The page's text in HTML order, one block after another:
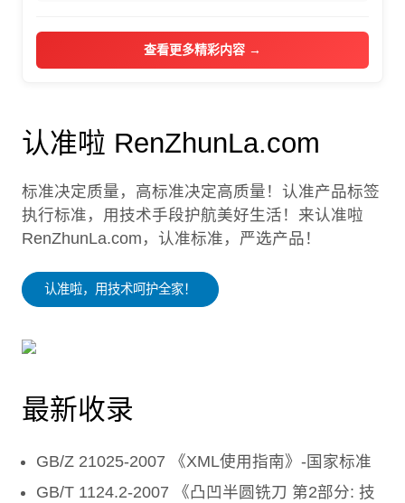
查看更多精彩内容 →
认准啦 RenZhunLa.com
标准决定质量，高标准决定高质量！认准产品标签
执行标准，用技术手段护航美好生活！来认准啦
RenZhunLa.com，认准标准，严选产品！
认准啦，用技术呵护全家！
最新收录
GB/Z 21025-2007 《XML使用指南》-国家标准
GB/T 1124.2-2007 《凸凹半圆铣刀 第2部分: 技